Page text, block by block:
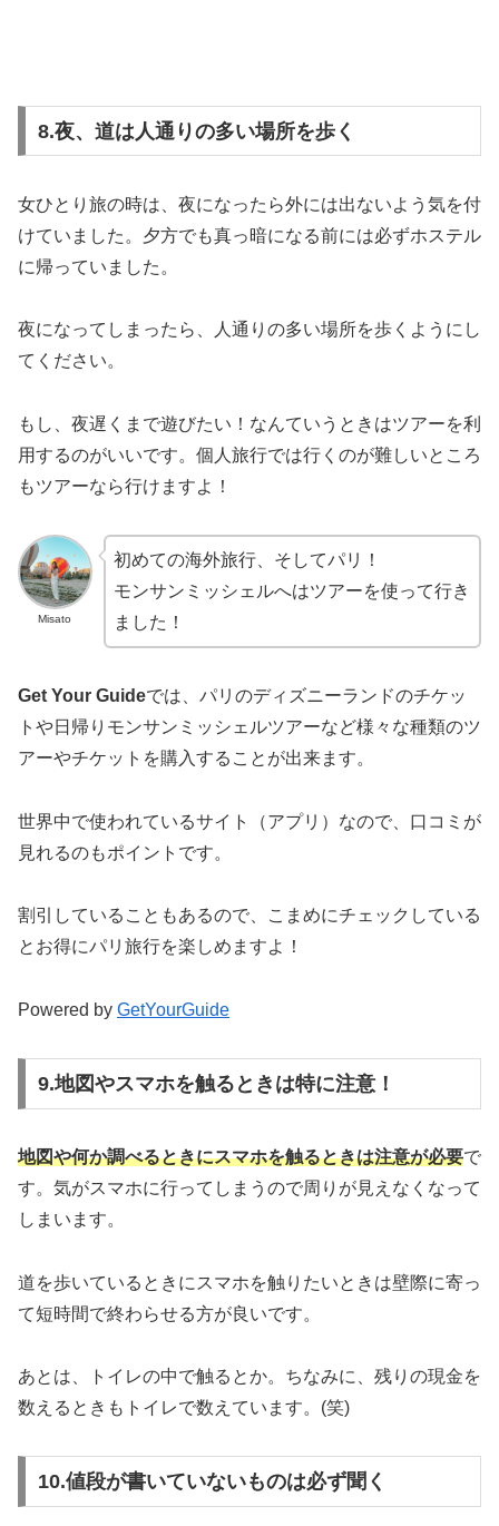
8.夜、道は人通りの多い場所を歩く
女ひとり旅の時は、夜になったら外には出ないよう気を付
けていました。夕方でも真っ暗になる前には必ずホステル
に帰っていました。
夜になってしまったら、人通りの多い場所を歩くようにし
てください。
もし、夜遅くまで遊びたい！なんていうときはツアーを利
用するのがいいです。個人旅行では行くのが難しいところ
もツアーなら行けますよ！
Misato
初めての海外旅行、そしてパリ！
モンサンミッシェルへはツアーを使って行き
ました！
Get Your Guideでは、パリのディズニーランドのチケッ
トや日帰りモンサンミッシェルツアーなど様々な種類のツ
アーやチケットを購入することが出来ます。
世界中で使われているサイト（アプリ）なので、口コミが
見れるのもポイントです。
割引していることもあるので、こまめにチェックしている
とお得にパリ旅行を楽しめますよ！
Powered by GetYourGuide
9.地図やスマホを触るときは特に注意！
地図や何か調べるときにスマホを触るときは注意が必要で
す。気がスマホに行ってしまうので周りが見えなくなって
しまいます。
道を歩いているときにスマホを触りたいときは壁際に寄っ
て短時間で終わらせる方が良いです。
あとは、トイレの中で触るとか。ちなみに、残りの現金を
数えるときもトイレで数えています。(笑)
10.値段が書いていないものは必ず聞く